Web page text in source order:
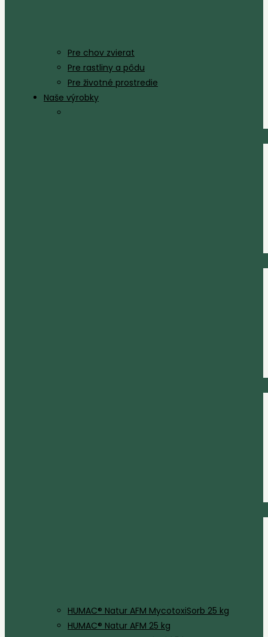
Pre chov zvierat
Pre rastliny a pôdu
Pre životné prostredie
Naše výrobky
HUMAC® Natur AFM MycotoxiSorb 25 kg
HUMAC® Natur AFM 25 kg